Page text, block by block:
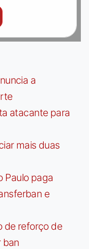
a
atacante para
mais duas
Paulo paga
e
de reforço de
ban